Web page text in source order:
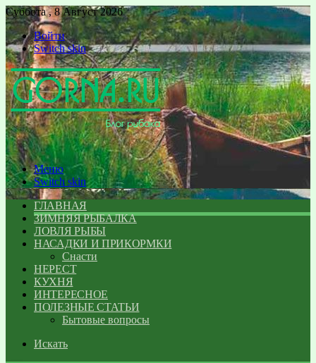
Суббота , 8 Август 2026
Войти
Switch skin
Меню
Switch skin
ГЛАВНАЯ
ЗИМНЯЯ РЫБАЛКА
ЛОВЛЯ РЫБЫ
НАСАДКИ И ПРИКОРМКИ
Снасти
НЕРЕСТ
КУХНЯ
ИНТЕРЕСНОЕ
ПОЛЕЗНЫЕ СТАТЬИ
Бытовые вопросы
Искать